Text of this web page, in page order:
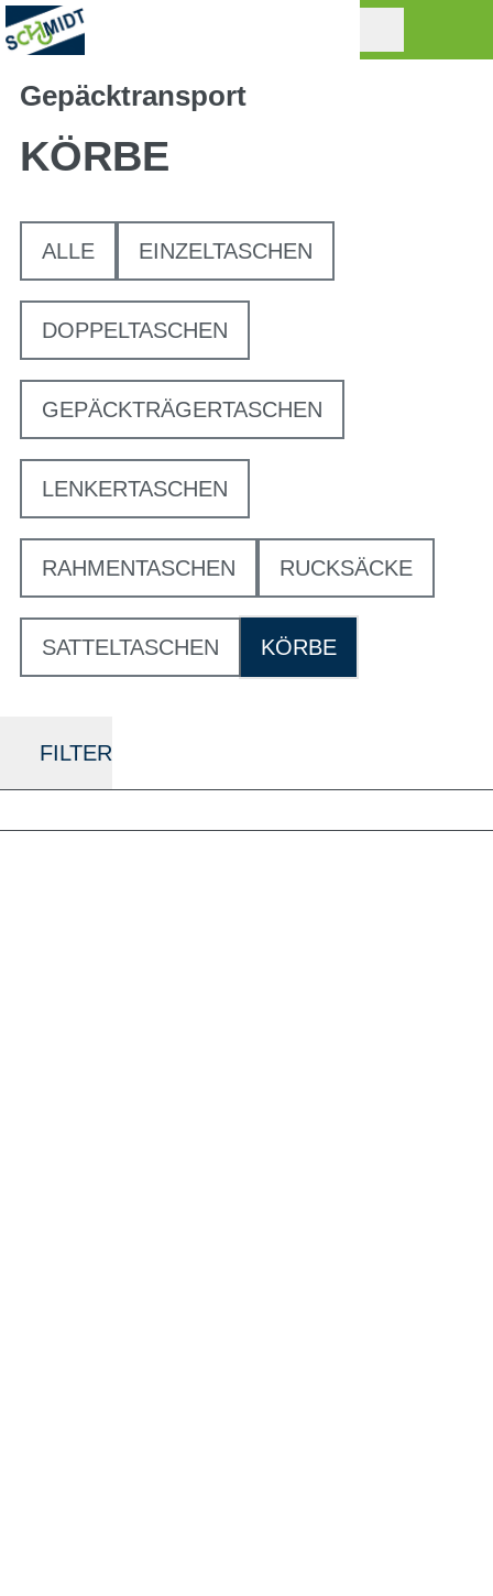
Gepäcktransport
KÖRBE
ALLE EINZELTASCHEN
DOPPELTASCHEN
GEPÄCKTRÄGERTASCHEN
LENKERTASCHEN
RAHMENTASCHEN RUCKSÄCKE
SATTELTASCHEN KÖRBE
FILTER